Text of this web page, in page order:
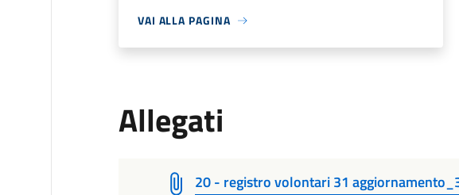
VAI ALLA PAGINA
Allegati
20 - registro volontari 31